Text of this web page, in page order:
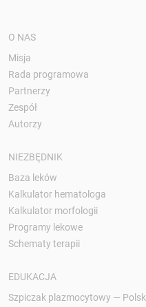
O NAS
Misja
Rada programowa
Partnerzy
Zespół
Autorzy
NIEZBĘDNIK
Baza leków
Kalkulator hematologa
Kalkulator morfologii
Programy lekowe
Schematy terapii
EDUKACJA
Szpiczak plazmocytowy —